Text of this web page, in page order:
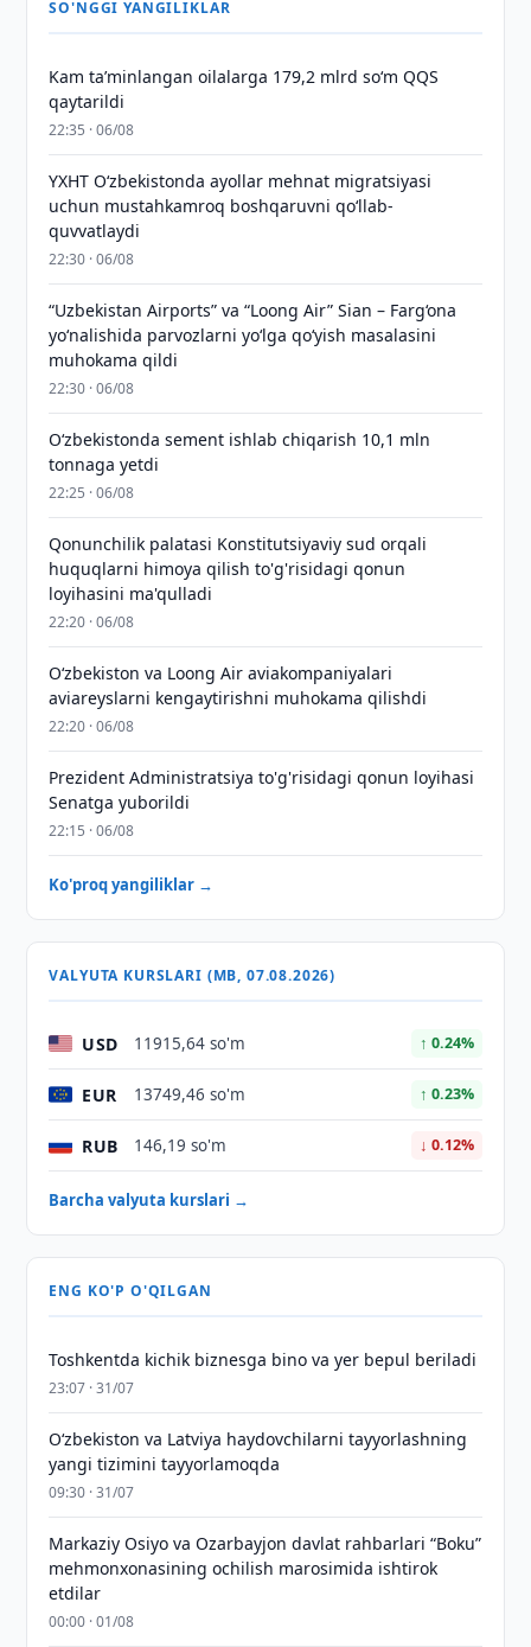
SO'NGGI YANGILIKLAR
Kam taʼminlangan oilalarga 179,2 mlrd so‘m QQS
qaytarildi
22:35 · 06/08
YXHT O‘zbekistonda ayollar mehnat migratsiyasi
uchun mustahkamroq boshqaruvni qo‘llab-
quvvatlaydi
22:30 · 06/08
“Uzbekistan Airports” va “Loong Air” Sian – Farg‘ona
yo‘nalishida parvozlarni yo‘lga qo‘yish masalasini
muhokama qildi
22:30 · 06/08
O‘zbekistonda sement ishlab chiqarish 10,1 mln
tonnaga yetdi
22:25 · 06/08
Qonunchilik palatasi Konstitutsiyaviy sud orqali
huquqlarni himoya qilish to'g'risidagi qonun
loyihasini ma'qulladi
22:20 · 06/08
Oʻzbekiston va Loong Air aviakompaniyalari
aviareyslarni kengaytirishni muhokama qilishdi
22:20 · 06/08
Prezident Administratsiya to'g'risidagi qonun loyihasi
Senatga yuborildi
22:15 · 06/08
Ko'proq yangiliklar →
VALYUTA KURSLARI (MB, 07.08.2026)
USD 11915,64 so'm ↑ 0.24%
EUR 13749,46 so'm ↑ 0.23%
RUB 146,19 so'm ↓ 0.12%
Barcha valyuta kurslari →
ENG KO'P O'QILGAN
Toshkentda kichik biznesga bino va yer bepul beriladi
23:07 · 31/07
Oʻzbekiston va Latviya haydovchilarni tayyorlashning
yangi tizimini tayyorlamoqda
09:30 · 31/07
Markaziy Osiyo va Ozarbayjon davlat rahbarlari “Boku”
mehmonxonasining ochilish marosimida ishtirok
etdilar
00:00 · 01/08